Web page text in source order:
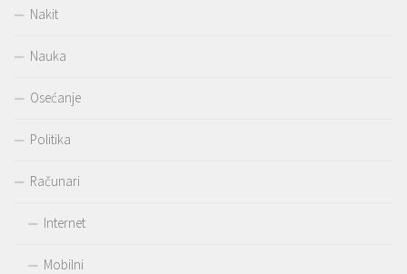
Nakit
Nauka
Osećanje
Politika
Računari
Internet
Mobilni